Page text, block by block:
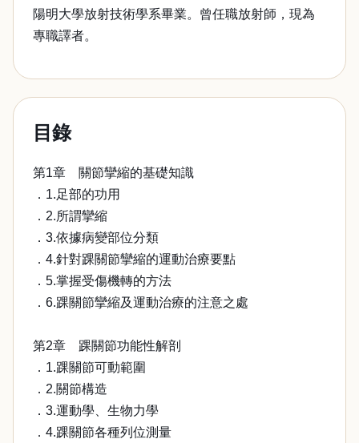
陽明大學放射技術學系畢業。曾任職放射師，現為
專職譯者。
目錄
第1章 關節攣縮的基礎知識
．1.足部的功用
．2.所謂攣縮
．3.依據病變部位分類
．4.針對踝關節攣縮的運動治療要點
．5.掌握受傷機轉的方法
．6.踝關節攣縮及運動治療的注意之處
第2章 踝關節功能性解剖
．1.踝關節可動範圍
．2.關節構造
．3.運動學、生物力學
．4.踝關節各種列位測量